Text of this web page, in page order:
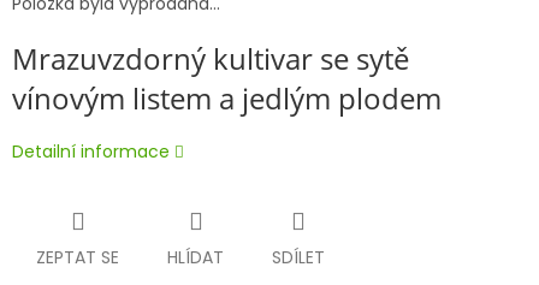
Mrazuvzdorný kultivar se sytě
vínovým listem a jedlým plodem
Detailní informace
ZEPTAT SE HLÍDAT SDÍLET